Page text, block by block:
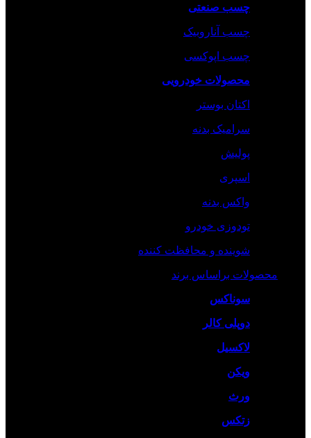
چسب صنعتی
چسب‌ آناروبیک
چسب‌ اپوکسی
محصولات خودرویی
اکتان بوستر
سرامیک بدنه
پولیش
اسپری
واکس بدنه
تودوزی خودرو
شوینده و محافظت کننده
محصولات براساس برند
سوناکس
دوپلی کالر
لاکسیل
ویکن
ورث
زتکس